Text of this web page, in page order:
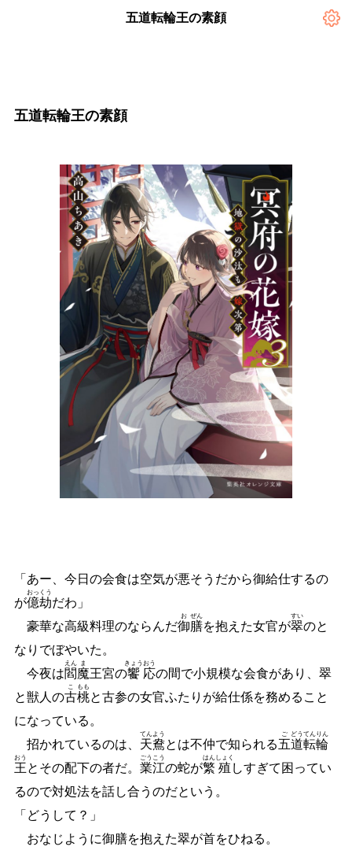
五道転輪王の素顔
五道転輪王の素顔
「あー、今日の会食は空気が悪そうだから御給仕するの
が億
おっ
劫
くう
だわ」
豪華な高級料理のならんだ御
お
膳
ぜん
を抱えた女官が翠
すい
のと
なりでぼやいた。
今夜は閻
えん
魔
ま
王宮の饗
きょう
応
おう
の間で小規模な会食があり、翠
と獣人の古
こ
桃
もも
と古参の女官ふたりが給仕係を務めること
になっている。
招かれているのは、 天
てん
鴦
よう
とは不仲で知られる五
ご
道
どう
転
てん
輪
りん
王
おう
とその配下の者だ。 業
ごう
江
こう
の蛇が繁
はん
殖
しょく
しすぎて困ってい
るので対処法を話し合うのだという。
「どうして？」
おなじように御膳を抱えた翠が首をひねる。